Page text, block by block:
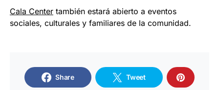
Cala Center también estará abierto a eventos
sociales, culturales y familiares de la comunidad.
Share Tweet